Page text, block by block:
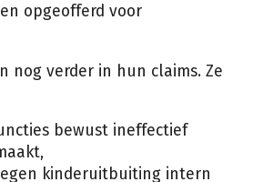
opgeofferd voor
nog verder in hun claims. Ze
bewust ineffectief
kinderuitbuiting intern